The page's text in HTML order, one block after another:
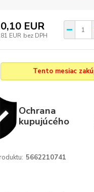
EUR
EUR bez DPH
Tento mesiac
Ochrana
kupujúcého
5662210741